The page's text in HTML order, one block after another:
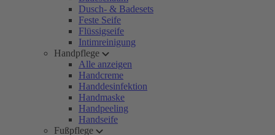
Dusch- & Badesets
Feste Seife
Flüssigseife
Intimreinigung
Handpflege
Alle anzeigen
Handcreme
Handdesinfektion
Handmaske
Handpeeling
Handseife
Fußpflege